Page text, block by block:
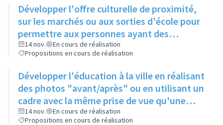
Développer l'offre culturelle de proximité,
sur les marchés ou aux sorties d'école pour
permettre aux personnes ayant des
problèmes de mobilité d'avoir accès à la
culture
14 nov.
En cours de réalisation
Propositions en cours de réalisation
Développer l'éducation à la ville en réalisant
des photos "avant/après" ou en utilisant un
cadre avec la même prise de vue qu'une
photo posée à proximité
14 nov.
En cours de réalisation
Propositions en cours de réalisation